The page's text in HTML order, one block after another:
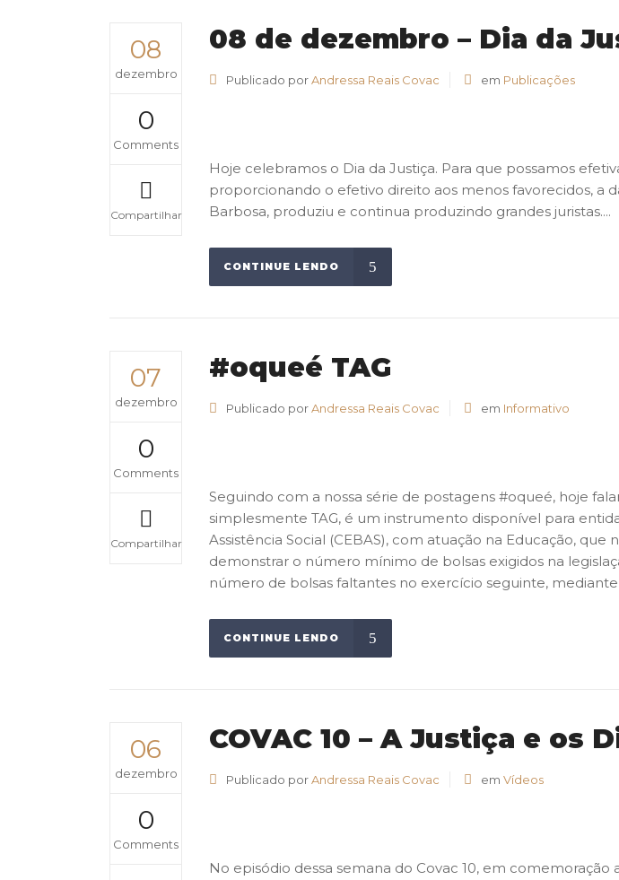
08
dezembro
0
Comments
Compartilhar
08 de dezembro – Dia da
Publicado porAndressa Reais Covac em Publicações
Hoje celebramos o Dia da Justiça. Para que possamos
proporcionando o efetivo direito aos menos favorecidos, a
Barbosa, produziu e continua produzindo grandes juristas....
CONTINUE LENDO
07
dezembro
0
Comments
Compartilhar
#oqueé TAG
Publicado porAndressa Reais Covac em Informativo
Seguindo com a nossa série de postagens #oqueé, hoje
simplesmente TAG, é um instrumento disponível para
Assistência Social (CEBAS), com atuação na Educação,
demonstrar o número mínimo de bolsas exigidos na
número de bolsas faltantes no exercício seguinte, mediante
CONTINUE LENDO
06
dezembro
0
Comments
COVAC 10 – A Justiça e os
Publicado porAndressa Reais Covac em Vídeos
No episódio dessa semana do Covac 10, em